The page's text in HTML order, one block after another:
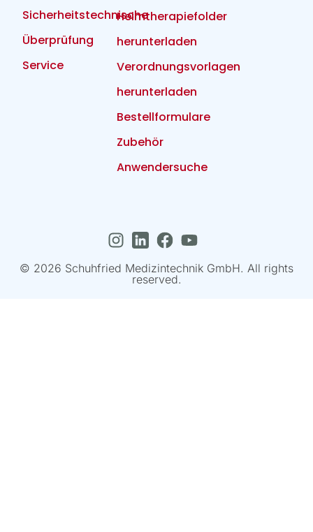
Sicherheitstechnische
Überprüfung
Service
Heimtherapiefolder
herunterladen
Verordnungsvorlagen
herunterladen
Bestellformulare
Zubehör
Anwendersuche
© 2026 Schuhfried Medizintechnik GmbH. All rights
reserved.